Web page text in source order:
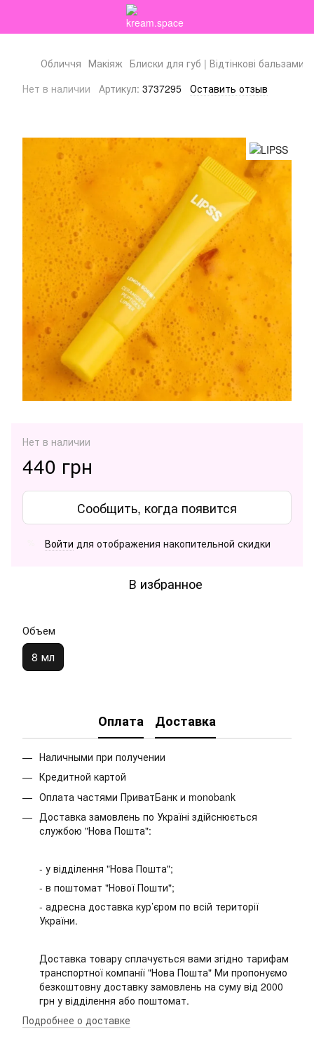
Обличчя Макіяж Блиски для губ | Відтінкові бальзами
Нет в наличии
Артикул: 3737295 Оставить отзыв
Нет в наличии
440 грн
Сообщить, когда появится
Войти для отображения накопительной скидки
В избранное
Объем
8 мл
Оплата Доставка
Наличными при получении
Кредитной картой
Оплата частями ПриватБанк и monobank
Доставка замовлень по Україні здійснюється
службою "Нова Пошта":
- у відділення "Нова Пошта";
- в поштомат "Нової Пошти";
- адресна доставка кур’єром по всій території
України.
Доставка товару сплачується вами згідно тарифам
транспортної компанії "Нова Пошта" Ми пропонуємо
безкоштовну доставку замовлень на суму від 2000
грн у відділення або поштомат.
Подробнее о доставке